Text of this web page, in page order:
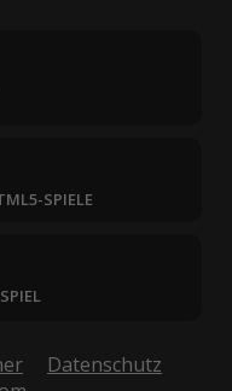
SPIELE
Datenschutz